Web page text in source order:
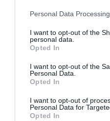
Please note that this website/
not limited to your visit or
grant or deny consent to
use your data for below
consent section.
Personal Data
I want to opt-out of the
personal data.
Opted In
I want to opt-out of the
Personal Data.
Opted In
I want to opt-out of
Personal Data for
Opted In